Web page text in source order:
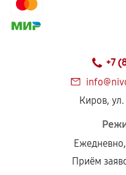
+7
Киров,
Приём